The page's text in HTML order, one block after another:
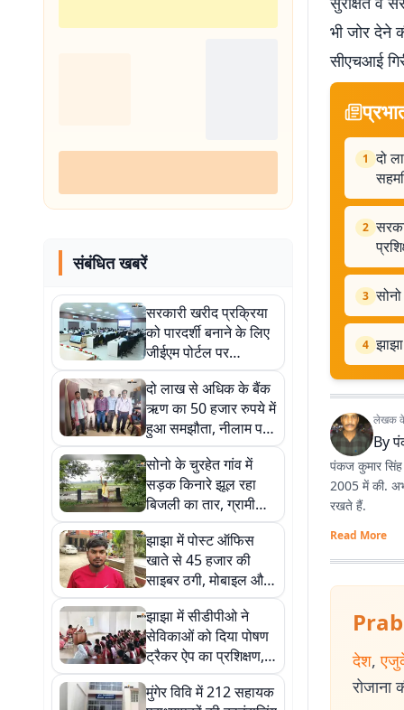
संबंधित खबरें
सरकारी खरीद प्रक्रिया
को पारदर्शी बनाने के लिए
जीईएम पोर्टल पर
अधिकारियों को दिया गया
प्रशिक्षण
दो लाख से अधिक के बैंक
ऋण का 50 हजार रुपये में
हुआ समझौता, नीलाम पत्र
न्यायालय में बनी सहमति
सोनो के चुरहेत गांव में
सड़क किनारे झूल रहा
बिजली का तार, ग्रामीणों
ने जताई हादसे की आशंका
झाझा में पोस्ट ऑफिस
खाते से 45 हजार की
साइबर ठगी, मोबाइल और
खाता हैक करने का आरोप
झाझा में सीडीपीओ ने
सेविकाओं को दिया पोषण
ट्रैकर ऐप का प्रशिक्षण,
बच्चों और गर्भवती
महिलाओं पर विशेष ध्यान
मुंगेर विवि में 212 सहायक
भी जोर देने
सीएचआई
1 दो
2
3
4
लेखक के
By
पंकज कुमार सिंह
2005 में की.
रखते हैं.
Read More
देश,
रोजाना